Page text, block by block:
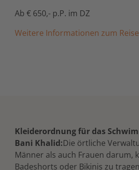
Ab € 650,- p.P. im DZ
Weitere Informationen zum
Kleiderordnung für das
Bani Khalid:Die örtliche
Männer als auch Frauen darum,
Badeshorts oder Bikinis zu